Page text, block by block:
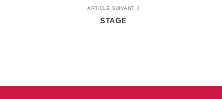
ARTICLE SUIVANT
STAGE